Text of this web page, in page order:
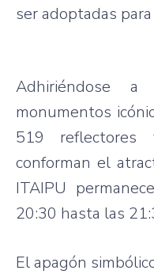
ser adoptadas
Adhiriéndose
monumentos
519
conforman el
ITAIPU
20:30 hasta las
El apagón